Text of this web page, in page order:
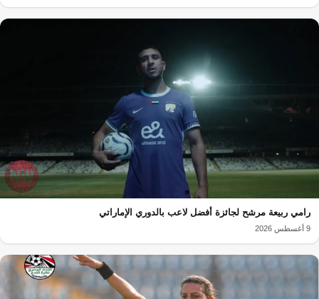
رامي ربيعة مرشح لجائزة أفضل لاعب بالدوري الإماراتي
9 أغسطس 2026